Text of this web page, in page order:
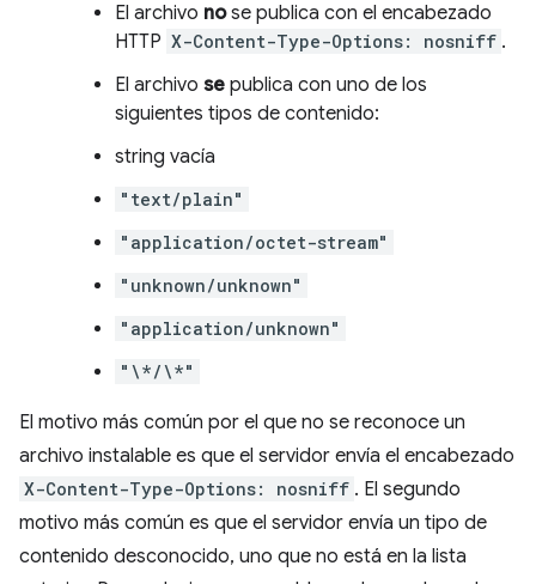
El archivo nose publica con el encabezado
HTTP X-Content-Type-Options: nosniff .
El archivo se publica con uno de los
siguientes tipos de contenido:
string vacía
"text/plain"
"application/octet-stream"
"unknown/unknown"
"application/unknown"
"\*/\*"
El motivo más común por el que no se reconoce un
archivo instalable es que el servidor envía el encabezado
X-Content-Type-Options: nosniff . El segundo
motivo más común es que el servidor envía un tipo de
contenido desconocido, uno que no está en la lista